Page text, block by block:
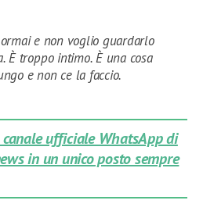
e non voglio guardarlo
È troppo intimo. È una cosa
e non ce la faccio.
ufficiale WhatsApp di
in un unico posto sempre